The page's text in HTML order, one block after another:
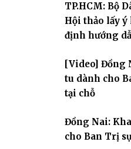
chỗ khu vực VII, VIII và trường
TP.HCM: Bộ
Hội thảo lấy
định hướng
[Video] Đồng
tu dành cho
tại chỗ
Đồng Nai:
cho Ban Trị